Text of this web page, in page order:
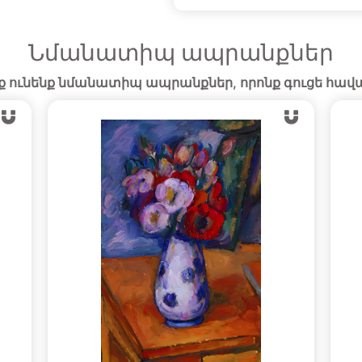
Նմանատիպ ապրանքներ
ունենք նմանատիպ ապրանքներ, որոնք գուցե